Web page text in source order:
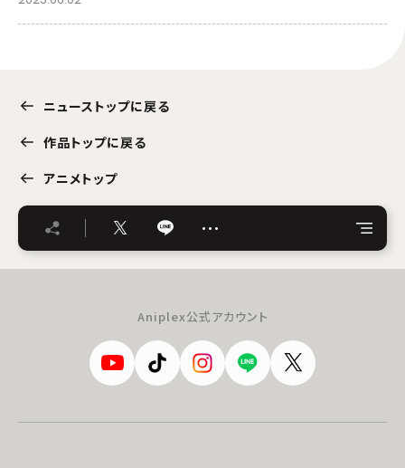
ニューストップに戻る
作品トップに戻る
アニメトップ
…
Aniplex公式アカウント